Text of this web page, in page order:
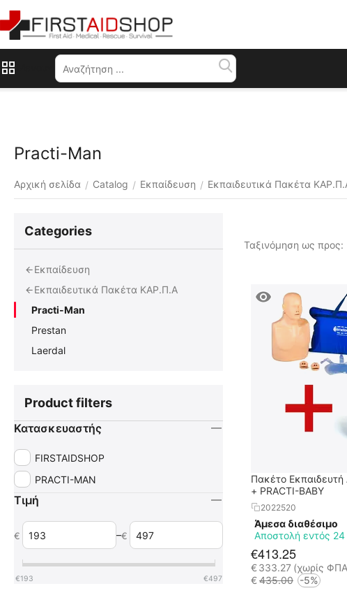
Practi-Man
Αρχική σελίδα / Catalog / Εκπαίδευση / Εκπαιδευτικά Πακέτα
Ταξινόμηση ως προς:
Πακέτο Εκπαιδευτή
+ PRACTI-BABY
2022520
Άμεσα διαθέσιμο
Αποστολή εντός
€413.25
€333.27 (χωρίς
€435.00 -5%
Сategories
Εκπαίδευση
Εκπαιδευτικά Πακέτα ΚΑΡ.Π.Α
Practi-Man
Prestan
Laerdal
Product filters
Κατασκευαστής
FIRSTAIDSHOP
PRACTI-MAN
Τιμή
€ –€
€193 €497